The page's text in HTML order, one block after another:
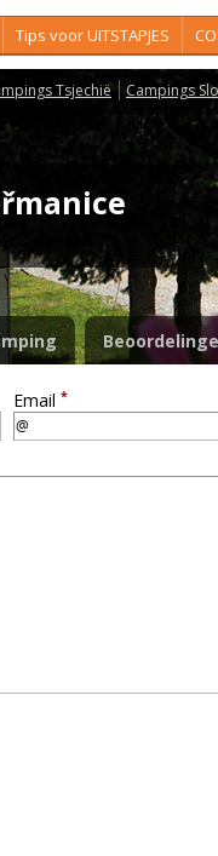
Tips voor UITSTAPJES
Tsjechië Campings
Email *